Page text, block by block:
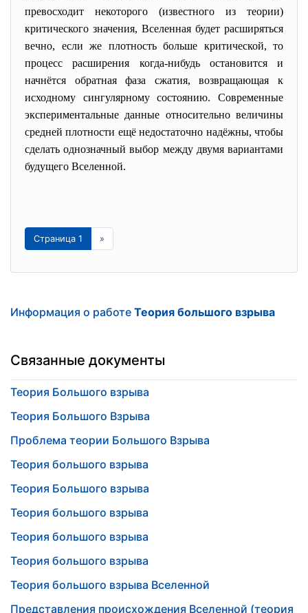
превосходит некоторого (известного из теории)
критического значения, Вселенная будет расширяться
вечно, если же плотность больше критической, то
процесс расширения когда-нибудь остановится и
начнётся обратная фаза сжатия, возвращающая к
исходному сингулярному состоянию. Современные
экспериментальные данные относительно величины
средней плотности ещё недостаточно надёжны, чтобы
сделать однозначный выбор между двумя вариантами
будущего Вселенной.
Страница 1 »
Информация о работе Теория большого взрыва
Связанные документы
Теория Большого взрыва
Теория Большого Взрыва
Проблема теории Большого Взрыва
Теория большого взрыва
Теория Большого взрыва
Теория большого взрыва
Теория большого взрыва
Теория большого взрыва
Теория большого взрыва Вселенной
Представления происхождения Вселенной (теория